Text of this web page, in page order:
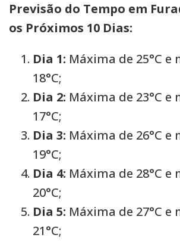
Previsão do Tempo em
os Próximos 10 Dias:
Dia 1: Máxima de 25°C e
18°C;
Dia 2: Máxima de 23°C e
17°C;
Dia 3: Máxima de 26°C e
19°C;
Dia 4: Máxima de 28°C e
20°C;
Dia 5: Máxima de 27°C e
21°C;